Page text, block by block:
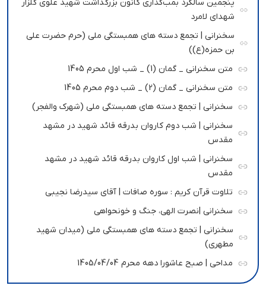
پنجمین سالگرد بمب‌گذاری کانون بزرگداشت شهید علوی گلزار
شهدای لامرد
سخنرانی | تجمع دسته های همبستگی ملی (حرم حضرت علی
بن حمزه(ع))
متن سخنرانی _ گمان (1) _ شب اول محرم 1405
متن سخنرانی _ گمان (2) _ شب دوم محرم 1405
سخنرانی | تجمع دسته های همبستگی ملی (شهرک والفجر)
سخنرانی | شب دوم کاروان بدرقه قائد شهید در مشهد
مقدس
سخنرانی | شب اول کاروان بدرقه قائد شهید در مشهد
مقدس
تلاوت قرآن کریم : سوره صافات | آقای سیدرضا نجیبی
سخنرانی |نصرت الهی، جنگ و خونحواهی
سخنرانی | تجمع دسته های همبستگی ملی (میدان شهید
مطهری)
مداحی | صبح عاشورا دهه محرم 1405/04/04